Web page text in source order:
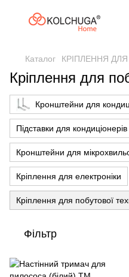
Каталог КРІПЛЕННЯ ДЛЯ
Кріплення для
Кронштейни для
Підставки для
Кронштейни для
Кріплення для електроніки
Кріплення для побутової
Фільтр